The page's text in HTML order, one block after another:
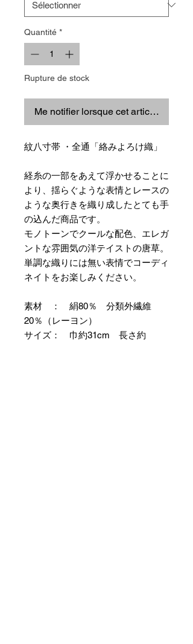
Quantité *
Rupture de stock
Me notifier lorsque cet article est
紋八寸帯 ・全通「絡みよろけ織」
経糸の一部をあえて浮かせることに
より、揺らぐような表情とレースの
ような奥行きを織り成したとても手
の込んだ商品です。
モノトーンでクールな配色、エレガ
ントな雰囲気の洋テイストの唐草。
単調な織りには無い表情でコーディ
ネイトをお楽しみください。
素材 ： 絹80％ 分類外繊維
20％（レーヨン）
サイズ： 巾約31cm 長さ約